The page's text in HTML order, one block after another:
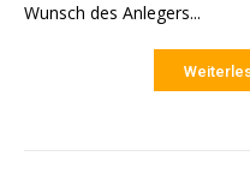
Wunsch des Anlegers...